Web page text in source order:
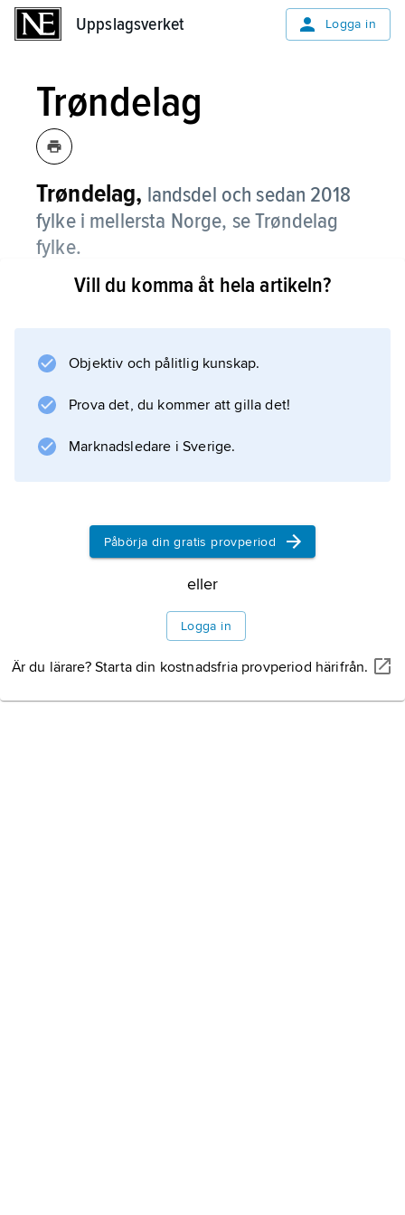
Uppslagsverket Logga in
Trøndelag
Trøndelag, landsdel och sedan 2018
fylke i mellersta Norge, se Trøndelag
fylke.
Information om artikeln
Vill du komma åt hela artikeln?
Objektiv och pålitlig kunskap.
Prova det, du kommer att gilla det!
Marknadsledare i Sverige.
Påbörja din gratis provperiod
eller
Logga in
Är du lärare? Starta din kostnadsfria provperiod härifrån.